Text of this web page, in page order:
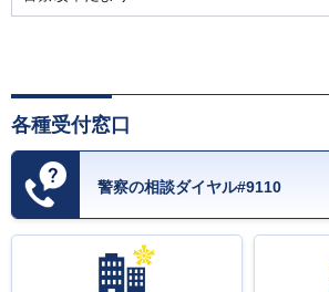
各種受付窓口
警察の相談ダイヤル#9110